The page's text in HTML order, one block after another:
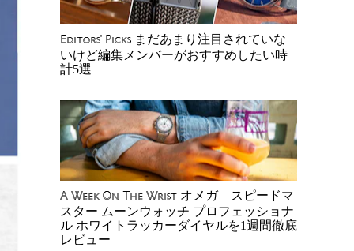
Editors' Picks まだあまり注目されていな
いけど編集メンバーがおすすめしたい時
計5選
A Week On The Wrist オメガ スピードマ
スター ムーンウォッチ プロフェッショナ
ル ホワイトラッカーダイヤルを1週間徹底
レビュー